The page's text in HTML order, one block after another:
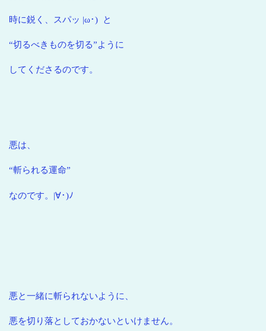
時に鋭く、スパッ |ω･) と
“切るべきものを切る”ように
してくださるのです。
悪は、
“斬られる運命”
なのです。 |∀･)ﾉ
悪と一緒に斬られないように、
悪を切り落としておかないといけません。